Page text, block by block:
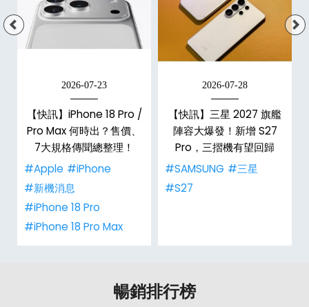
2026-07-23
【快訊】iPhone 18 Pro /
Pro Max 何時出？售價、
7大規格傳聞總整理！
#Apple #iPhone
#新機消息
#iPhone 18 Pro
#iPhone 18 Pro Max
2026-07-28
【快訊】三星 2027 旗艦
陣容大爆發！新增 S27
Pro，三摺機有望回歸
#SAMSUNG #三星
#S27
暢銷排行榜